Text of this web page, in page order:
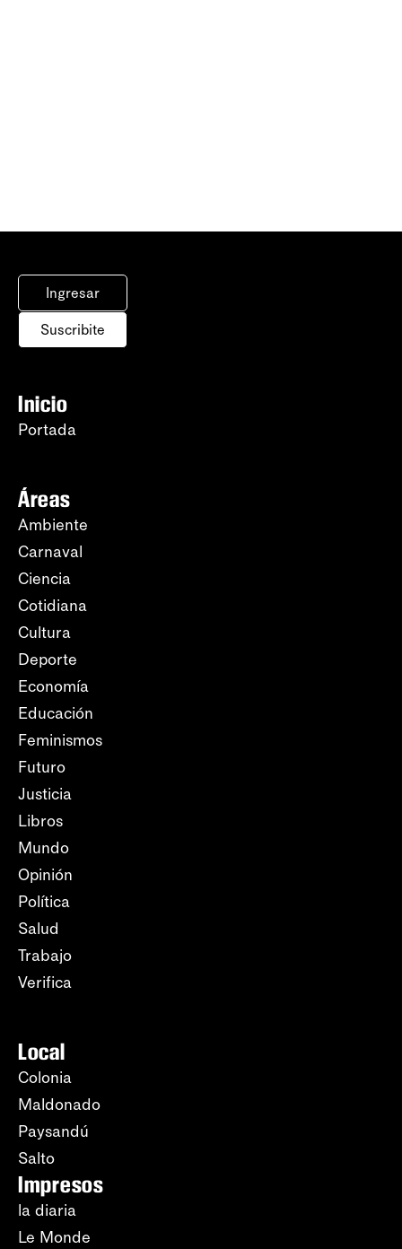
Ingresar
Suscribite
Inicio
Portada
Áreas
Ambiente
Carnaval
Ciencia
Cotidiana
Cultura
Deporte
Economía
Educación
Feminismos
Futuro
Justicia
Libros
Mundo
Opinión
Política
Salud
Trabajo
Verifica
Local
Colonia
Maldonado
Paysandú
Salto
Impresos
la diaria
Le Monde